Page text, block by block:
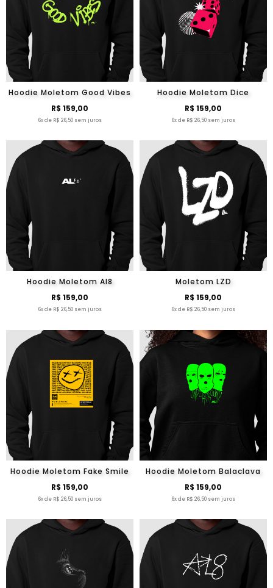
Hoodie Moletom Good Vibes
R$ 159,00
6x de R$ 26,50 sem juros
Hoodie Moletom Dice
R$ 159,00
6x de R$ 26,50 sem juros
Hoodie Moletom Al8
R$ 159,00
6x de R$ 26,50 sem juros
Moletom LZD
R$ 159,00
6x de R$ 26,50 sem juros
Hoodie Moletom Fake Smile
R$ 159,00
6x de R$ 26,50 sem juros
Hoodie Moletom Balaclava
R$ 159,00
6x de R$ 26,50 sem juros